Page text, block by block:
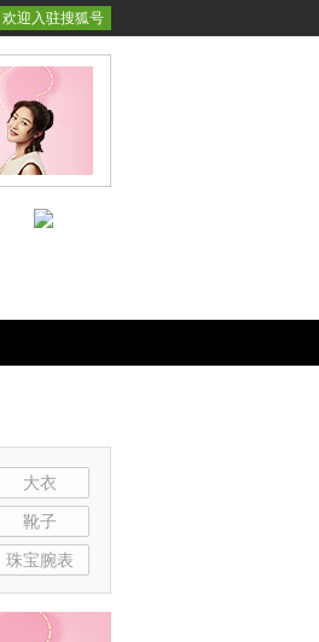
欢迎入驻搜狐号
大衣
靴子
珠宝腕表